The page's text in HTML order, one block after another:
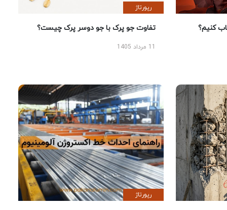
کنیم؟
رپورتاژ
تفاوت جو پرک با جو دوسر پرک چیست؟
رپورتاژ